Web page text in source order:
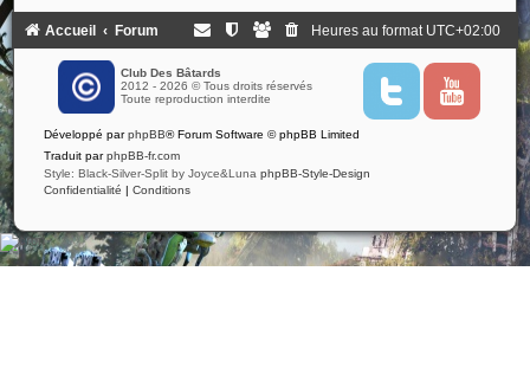
Accueil Forum Heures au format UTC+02:00
Club Des Bâtards
2012 - 2026 © Tous droits réservés
Toute reproduction interdite
T
i
Y
u
Développé parphpBB® Forum Software © phpBB Limited
Traduit parphpBB-fr.com
Style: Black-Silver-Split by Joyce&Luna phpBB-Style-Design
Confidentialité | Conditions